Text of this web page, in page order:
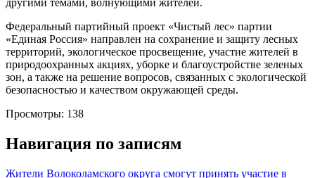
Федеральный партийный проект «Чистый лес» партии
«Единая Россия» направлен на сохранение и защиту лесных
территорий, экологическое просвещение, участие жителей в
природоохранных акциях, уборке и благоустройстве зеленых
зон, а также на решение вопросов, связанных с экологической
безопасностью и качеством окружающей среды.
Просмотры: 138
Навигация по записям
Жители Волоколамского округа смогут принять участие в